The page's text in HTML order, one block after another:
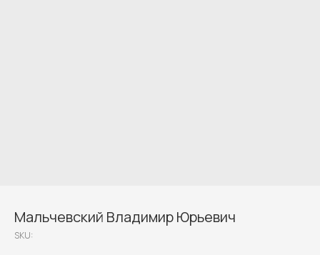
Мальчевский Владимир Юрьевич
SKU: